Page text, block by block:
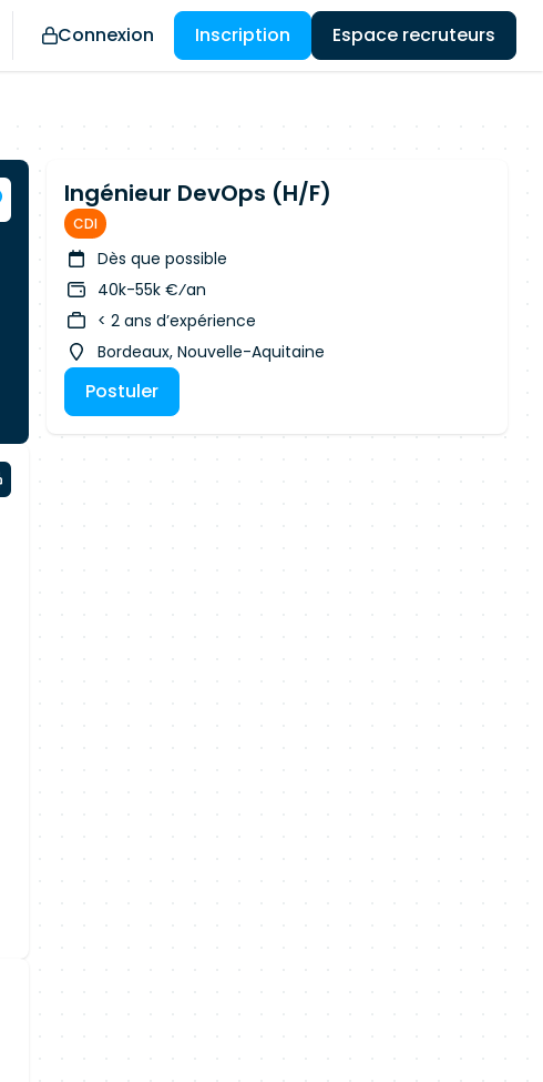
Connexion Inscription Espace recruteurs
Ingénieur DevOps (H/F)
CDI
Dès que possible
40k-55k €⁄an
< 2 ans d’expérience
Bordeaux, Nouvelle-Aquitaine
Postuler